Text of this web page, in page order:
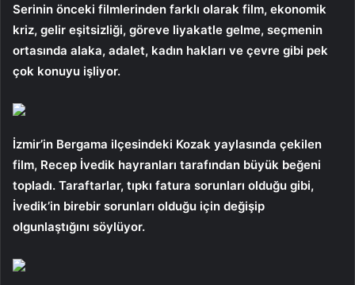
Serinin önceki filmlerinden farklı olarak film, ekonomik
kriz, gelir eşitsizliği, göreve liyakatle gelme, seçmenin
ortasında alaka, adalet, kadın hakları ve çevre gibi pek
çok konuyu işliyor.
İzmir’in Bergama ilçesindeki Kozak yaylasında çekilen
film, Recep İvedik hayranları tarafından büyük beğeni
topladı. Taraftarlar, tıpkı fatura sorunları olduğu gibi,
İvedik’in birebir sorunları olduğu için değişip
olgunlaştığını söylüyor.